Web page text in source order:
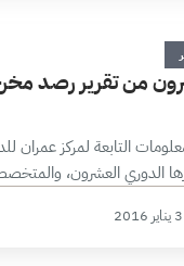
من تقرير رصد
التابعة لمركز عمران
الدوري العشرون،
والدراسات العربية
3 يناير 2016